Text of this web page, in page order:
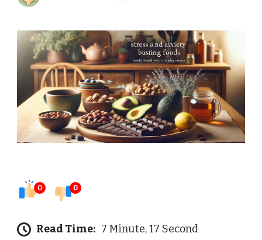
0 0
Read Time: 7 Minute, 17 Second